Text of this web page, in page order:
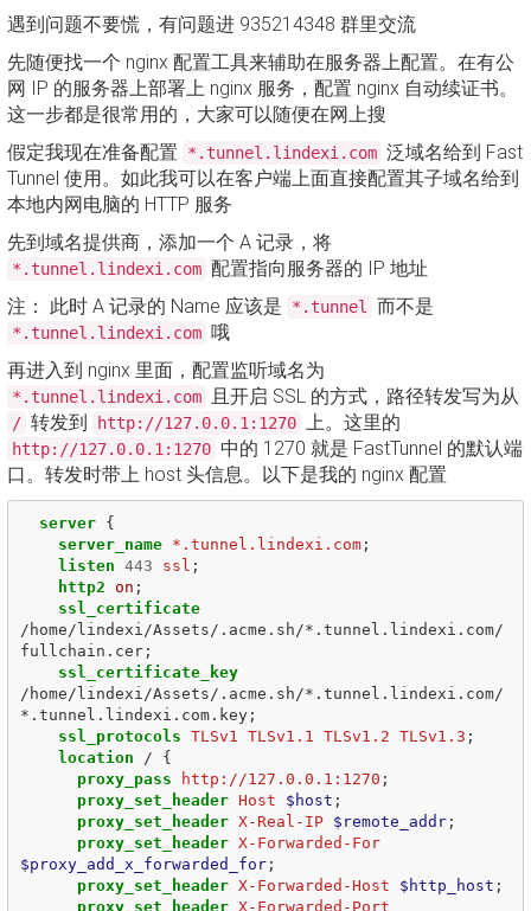
遇到问题不要慌，有问题进 935214348 群里交流
先随便找一个 nginx 配置工具来辅助在服务器上配置。在有公
网 IP 的服务器上部署上 nginx 服务，配置 nginx 自动续证书。
这一步都是很常用的，大家可以随便在网上搜
假定我现在准备配置
*.tunnel.lindexi.com 泛域名给到 Fast
Tunnel 使用。如此我可以在客户端上面直接配置其子域名给到
本地内网电脑的 HTTP 服务
先到域名提供商，添加一个 A 记录，将
*.tunnel.lindexi.com 配置指向服务器的 IP 地址
注： 此时 A 记录的 Name 应该是
*.tunnel 而不是
*.tunnel.lindexi.com 哦
再进入到 nginx 里面，配置监听域名为
*.tunnel.lindexi.com 且开启 SSL 的方式，路径转发写为从
/ 转发到 http://127.0.0.1:1270 上。这里的
http://127.0.0.1:1270 中的 1270 就是 FastTunnel 的默认端
口。转发时带上 host 头信息。以下是我的 nginx 配置
server
{
server_name
*.tunnel.lindexi.com;
listen 443 ssl ;
http2 on ;
ssl_certificate
/home/lindexi/Assets/.acme.sh/*.tunnel.lindexi.com/
fullchain.cer;
ssl_certificate_key
/home/lindexi/Assets/.acme.sh/*.tunnel.lindexi.com/
*.tunnel.lindexi.com.key;
ssl_protocols TLSv1 TLSv1.1 TLSv1.2 TLSv1.3 ;
location
/
{
proxy_pass
http://127.0.0.1:1270 ;
proxy_set_header Host $host ;
proxy_set_header X-Real-IP $remote_addr;
proxy_set_header X-Forwarded-For
$proxy_add_x_forwarded_for;
proxy_set_header X-Forwarded-Host $http_host ;
proxy_set_header X-Forwarded-Port